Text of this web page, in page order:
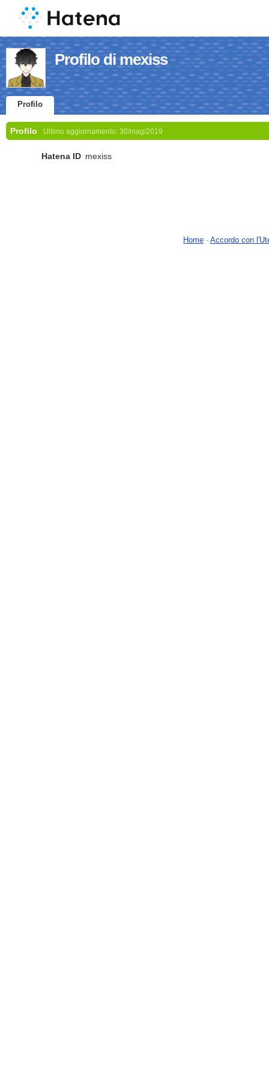
Profilo di mexiss
Profilo
Profilo Ultimo aggiornamento: 30/mag/2019
Hatena ID mexiss
Home - Accordo con